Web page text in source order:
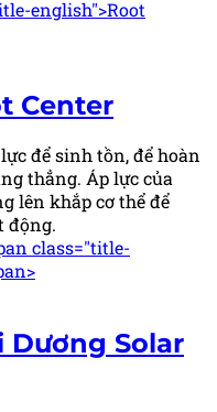
Center
để sinh tồn, để hoàn
thẳng. Áp lực của
lên khắp cơ thể để
động.
Dương Solar